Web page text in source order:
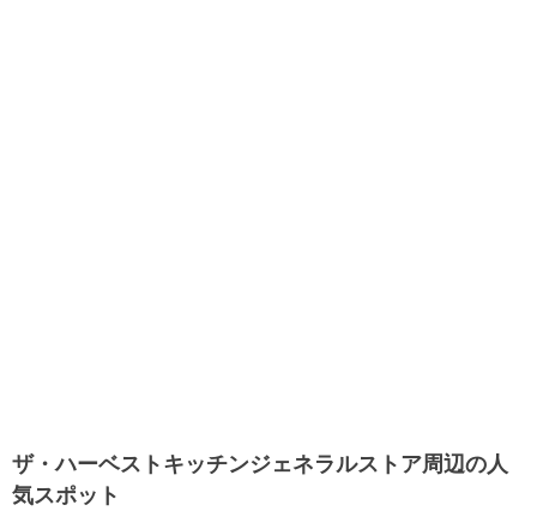
ザ・ハーベストキッチンジェネラルストア周辺の人
気スポット